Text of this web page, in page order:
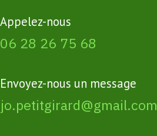
Appelez-nous
06 28 26 75 68
Envoyez-nous un message
jo.petitgirard@gmail.com